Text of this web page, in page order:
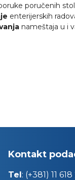
poručenih
enterijerskih
nameštaja u i
Kontakt
Tel: (+381) 11